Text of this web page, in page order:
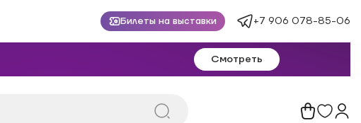
Билеты на выставки +7 906 078-85-06
Смотреть